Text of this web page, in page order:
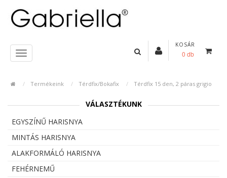
KOSÁR
0 db
Termékeink Térdfix/Bokafix Térdfix 15 den, 2 páras grigio
VÁLASZTÉKUNK
EGYSZÍNŰ HARISNYA
MINTÁS HARISNYA
ALAKFORMÁLÓ HARISNYA
FEHÉRNEMŰ